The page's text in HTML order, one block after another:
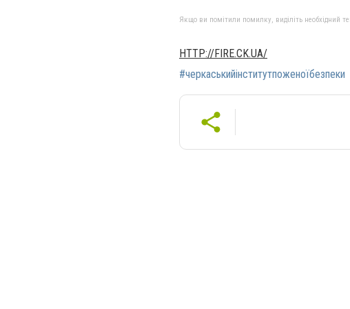
Якщо ви помітили помилку, виділіть необхідний
HTTP://FIRE.CK.UA/
#черкаськийінститутпоженоїбезпеки